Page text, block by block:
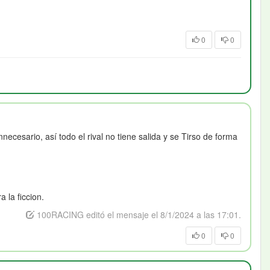
0 0
así todo el rival no tiene salida y se Tirso de forma
la ficcion.
100RACING editó el mensaje el 8/1/2024 a las 17:01.
0 0